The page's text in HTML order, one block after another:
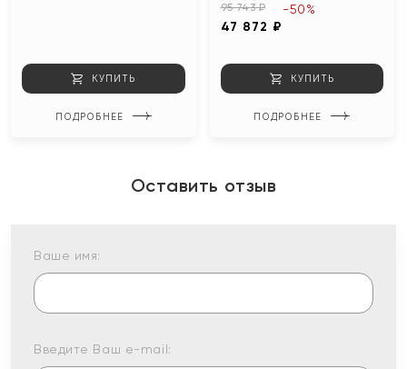
КУПИТЬ
ПОДРОБНЕЕ
95 743 ₽
47 872 ₽
-50%
КУПИТЬ
ПОДРОБНЕЕ
Оставить отзыв
Ваше имя:
Введите Ваш e-mail: